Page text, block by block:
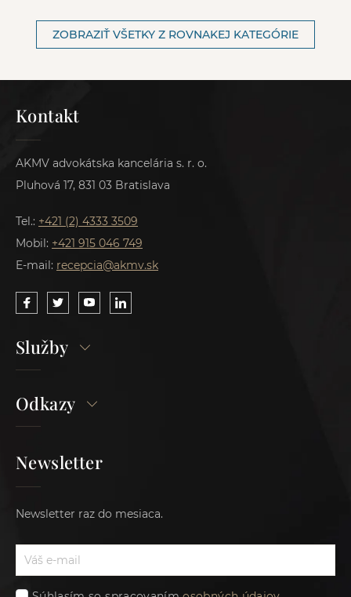
ZOBRAZIŤ VŠETKY Z ROVNAKEJ KATEGÓRIE
Kontakt
AKMV advokátska kancelária s. r. o.
Pluhová 17, 831 03 Bratislava
Tel.: +421 (2) 4333 3509
Mobil: +421 915 046 749
E-mail: recepcia@akmv.sk
Služby
Odkazy
Newsletter
Newsletter raz do mesiaca.